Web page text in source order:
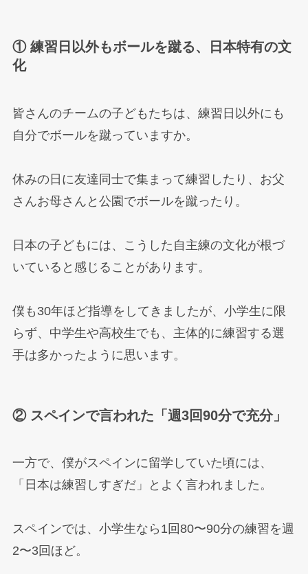
① 練習日以外もボールを蹴る、日本特有の文
化
皆さんのチームの子どもたちは、練習日以外にも
自分でボールを蹴っていますか。
休みの日に友達同士で集まって練習したり、お父
さんお母さんと公園でボールを蹴ったり。
日本の子どもには、こうした自主練の文化が根づ
いていると感じることがあります。
僕も30年ほど指導をしてきましたが、小学生に限
らず、中学生や高校生でも、主体的に練習する選
手は多かったように思います。
② スペインで言われた「週3回90分で充分」
一方で、僕がスペインに留学していた頃には、
「日本は練習しすぎだ」とよく言われました。
スペインでは、小学生なら1回80〜90分の練習を週
2〜3回ほど。